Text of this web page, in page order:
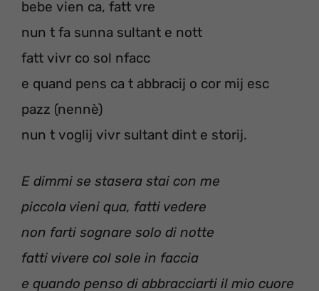
bebe vien ca, fatt vre
nun t fa sunna sultant e nott
fatt vivr co sol nfacc
e quand pens ca t abbracij o cor mij esc
pazz (nennè)
nun t voglij vivr sultant dint e storij.
E dimmi se stasera stai con me
piccola vieni qua, fatti vedere
non farti sognare solo di notte
fatti vivere col sole in faccia
e quando penso di abbracciarti il mio cuore